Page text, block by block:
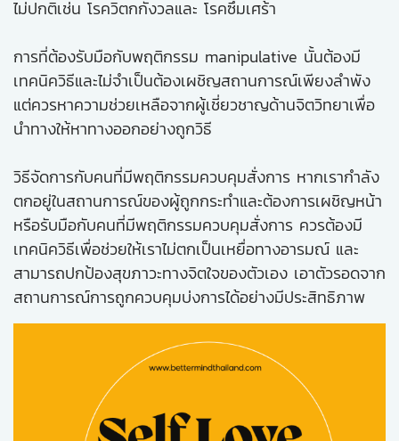
ไม่ปกติเช่น โรควิตกกังวลและ โรคซึมเศร้า
การที่ต้องรับมือกับพฤติกรรม manipulative นั้นต้องมี
เทคนิควิธีและไม่จำเป็นต้องเผชิญสถานการณ์เพียงลำพัง
แต่ควรหาความช่วยเหลือจากผู้เชี่ยวชาญด้านจิตวิทยาเพื่อ
นำทางให้หาทางออกอย่างถูกวิธี
วิธีจัดการกับคนที่มีพฤติกรรมควบคุมสั่งการ หากเรากำลัง
ตกอยู่ในสถานการณ์ของผู้ถูกกระทำและต้องการเผชิญหน้า
หรือรับมือกับคนที่มีพฤติกรรมควบคุมสั่งการ ควรต้องมี
เทคนิควิธีเพื่อช่วยให้เราไม่ตกเป็นเหยื่อทางอารมณ์ และ
สามารถปกป้องสุขภาวะทางจิตใจของตัวเอง เอาตัวรอดจาก
สถานการณ์การถูกควบคุมบ่งการได้อย่างมีประสิทธิภาพ